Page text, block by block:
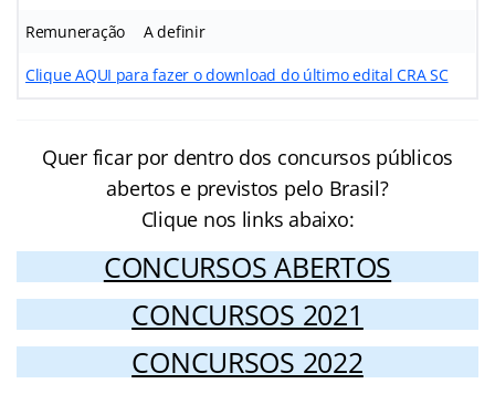
Remuneração A definir
Clique AQUI para fazer o download do último edital CRA SC
Quer ficar por dentro dos concursos públicos
abertos e previstos pelo Brasil?
Clique nos links abaixo:
CONCURSOS ABERTOS
CONCURSOS 2021
CONCURSOS 2022